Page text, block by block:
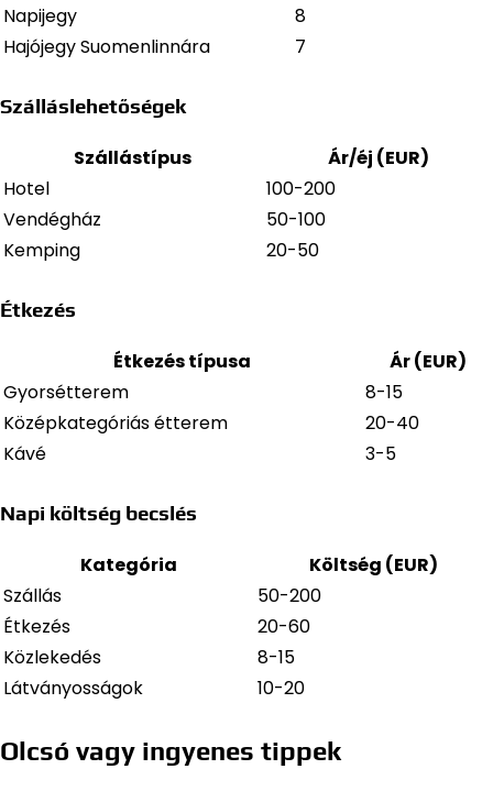
Napijegy
8
Hajójegy Suomenlinnára
7
Szálláslehetőségek
Szállástípus
Ár/éj (EUR)
Hotel
100-200
Vendégház
50-100
Kemping
20-50
Étkezés
Étkezés típusa
Ár (EUR)
Gyorsétterem
8-15
Középkategóriás étterem
20-40
Kávé
3-5
Napi költség becslés
Kategória
Költség (EUR)
Szállás
50-200
Étkezés
20-60
Közlekedés
8-15
Látványosságok
10-20
Olcsó vagy ingyenes tippek